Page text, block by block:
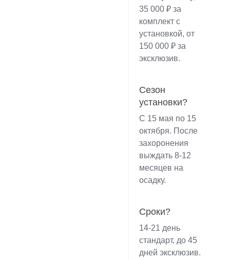
35 000 ₽ за
комплект с
установкой, от
150 000 ₽ за
эксклюзив.
Сезон
установки?
С 15 мая по 15
октября. После
захоронения
выждать 8-12
месяцев на
осадку.
Сроки?
14-21 день
стандарт, до 45
дней эксклюзив.